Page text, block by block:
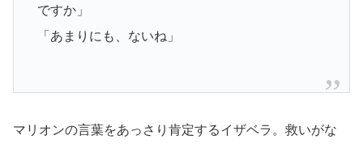
ですか」
「あまりにも、ないね」
マリオンの言葉をあっさり肯定するイザベラ。救いがな